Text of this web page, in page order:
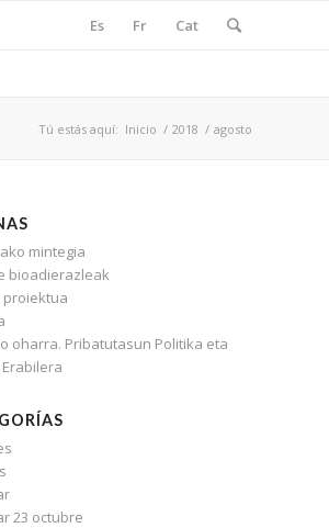
Es Fr Cat
Tú estás aquí: Inicio / 2018 / agosto
mintegia
bioadierazleak
proiektua
oharra. Pribatutasun Politika eta
23 octubre